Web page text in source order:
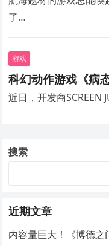
了…
游戏
科幻动作游戏《病
近日，开发商SCREEN
搜索
近期文章
内容量巨大！《博德